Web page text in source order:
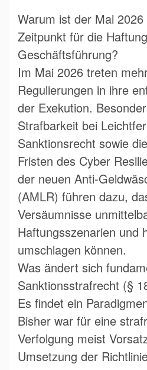
Warum ist der Mai
Zeitpunkt für die
Geschäftsführung?
Im Mai 2026 treten
Regulierungen in ihre
der Exekution.
Strafbarkeit bei
Sanktionsrecht sowie
Fristen des Cyber
der neuen Anti-
(AMLR) führen dazu,
Versäumnisse
Haftungsszenarien und
umschlagen können.
Was ändert sich
Sanktionsstrafrecht (§
Es findet ein
Bisher war für eine
Verfolgung meist
Umsetzung der